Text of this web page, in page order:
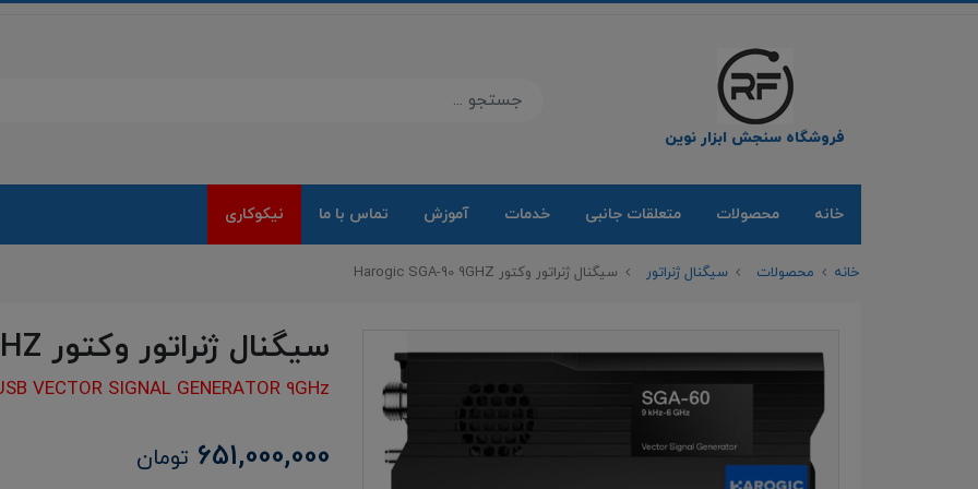
فروشگاه سنجش ابزار نوین
خانه محصولات متعلقات جانبی خدمات آموزش تماس با ما نیکوکاری
خانه محصولات سیگنال ژنراتور سیگنال ژنراتور وکتور Harogic SGA-90 9GHZ
سیگنال ژنراتور وکتور Harogic SGA-90 9GHZ
VECTOR SIGNAL GENERATOR 9GHz
651,000,000 تومان